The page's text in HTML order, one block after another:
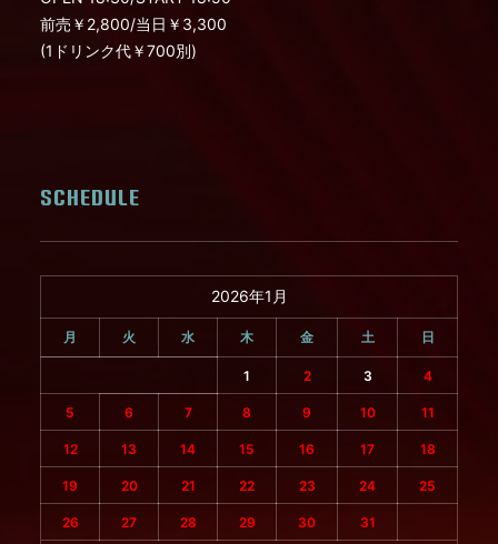
前売￥2,800/当日￥3,300
(1ドリンク代￥700別)
SCHEDULE
2026年1月
月 火 水 木 金 土 日
1 2 3 4
5 6 7 8 9 10 11
12 13 14 15 16 17 18
19 20 21 22 23 24 25
26 27 28 29 30 31